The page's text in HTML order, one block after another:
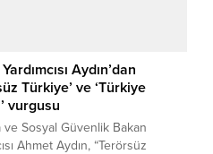
Aydın’dan
Türkiye’ ve ‘Türkiye
vurgusu
ve Sosyal Güvenlik Bakan
Ahmet Aydın, “Terörsüz